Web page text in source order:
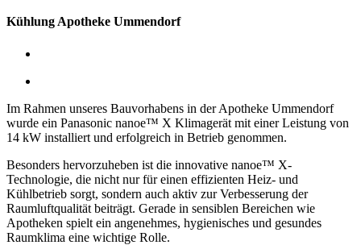
Kühlung Apotheke Ummendorf
Im Rahmen unseres Bauvorhabens in der Apotheke Ummendorf
wurde ein Panasonic nanoe™ X Klimagerät mit einer Leistung von
14 kW installiert und erfolgreich in Betrieb genommen.
Besonders hervorzuheben ist die innovative nanoe™ X-
Technologie, die nicht nur für einen effizienten Heiz- und
Kühlbetrieb sorgt, sondern auch aktiv zur Verbesserung der
Raumluftqualität beiträgt. Gerade in sensiblen Bereichen wie
Apotheken spielt ein angenehmes, hygienisches und gesundes
Raumklima eine wichtige Rolle.